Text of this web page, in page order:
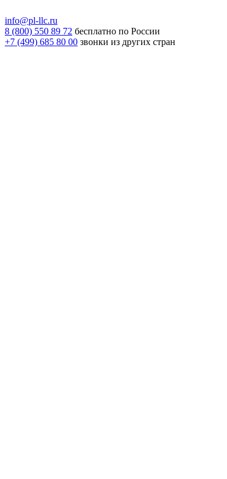
info@pl-llc.ru
8 (800) 550 89 72 бесплатно по России
+7 (499) 685 80 00 звонки из других стран